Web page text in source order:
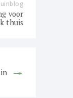
voor
thuis